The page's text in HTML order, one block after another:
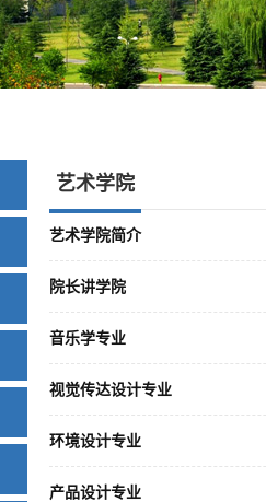
艺术学院
艺术学院简介
院长讲学院
音乐学专业
视觉传达设计专业
环境设计专业
产品设计专业